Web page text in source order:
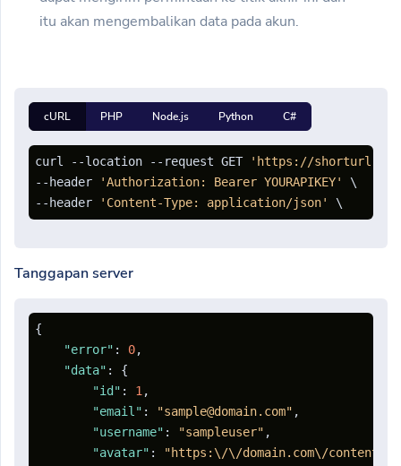
itu akan mengembalikan data pada akun.
cURL PHP Node.js Python C#
curl --location --request GET
'https://
--header
'Authorization: Bearer YOURAPIKEY'
\
--header
'Content-Type: application/json'
Tanggapan server
{
"error" : 0,
"data" :
{
"id" : 1 ,
"email" : "sample@domain.com" ,
"username" : "sampleuser" ,
"avatar" :
"https:\/\/domain.com\/content\/